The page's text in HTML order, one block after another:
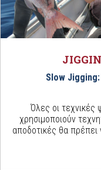
Slow Jigging:
Όλες οι τεχνικές
χρησιμοποιούν
αποδοτικές θα πρέπει